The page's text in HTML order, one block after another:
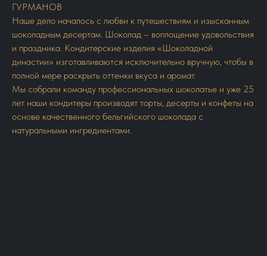
ГУРМАНОВ
Наше дело началось с любви к путешествиям и изысканным
шоколадным десертам. Шоколад – воплощение удовольствия
и праздника. Кондитерские изделия «Шоколадной
династии» изготавливаются исключительно вручную, чтобы в
полной мере раскрыть оттенки вкуса и аромат.
Мы собрали команду профессиональных шоколатье и уже 25
лет наши кондитеры производят торты, десерты и конфеты на
основе качественного бельгийского шоколада с
натуральными ингредиентами.